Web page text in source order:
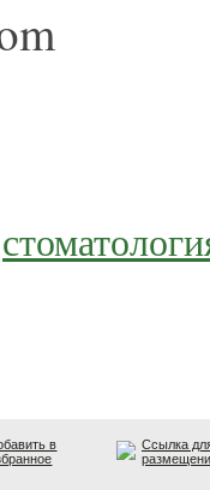
в
Ссылка